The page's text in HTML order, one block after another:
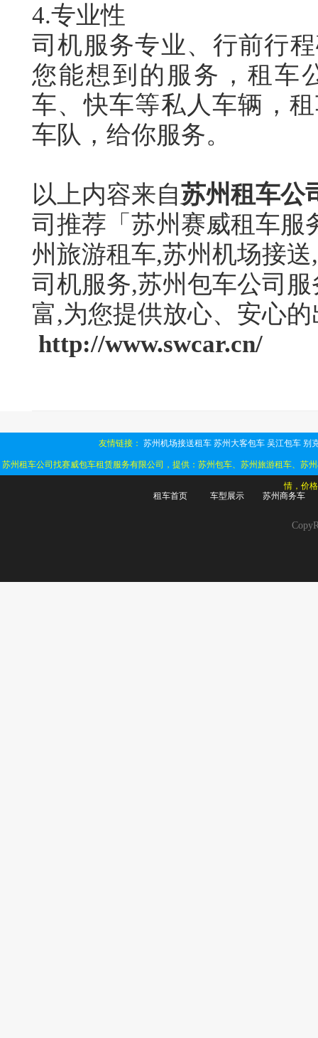
4.专业性
司机服务专业、行前行
您能想到的服务，租车
车、快车等私人车辆，
车队，给你服务。
以上内容来自苏州租车公
司推荐「苏州赛威租车服
州旅游租车,苏州机场接
司机服务,苏州包车公司
富,为您提供放心、安心
http://www.swcar.cn/
友情链接： 苏州机场接送租车 苏州大客包车 吴江包车 别
苏州租车公司找赛威包车租赁服务有限公司，提供：苏州包车、苏州旅游租车、苏
情，价
租车首页
车型展示 苏州商务车